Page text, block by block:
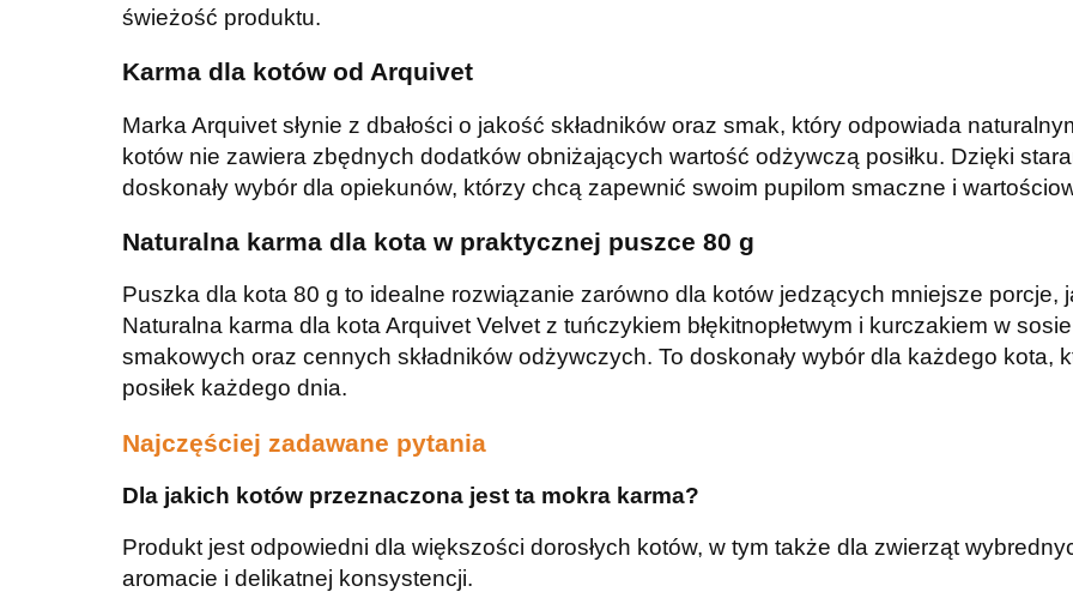
świeżość produktu.
Karma dla kotów od Arquivet
Marka Arquivet słynie z dbałości o jakość składników oraz smak, który odpowiada
kotów nie zawiera zbędnych dodatków obniżających wartość odżywczą posiłku. Dzięki
doskonały wybór dla opiekunów, którzy chcą zapewnić swoim pupilom smaczne i
Naturalna karma dla kota w praktycznej puszce 80 g
Puszka dla kota 80 g to idealne rozwiązanie zarówno dla kotów jedzących mniejsze porcje,
Naturalna karma dla kota Arquivet Velvet z tuńczykiem błękitnopłetwym i kurczakiem w
smakowych oraz cennych składników odżywczych. To doskonały wybór dla każdego kota,
posiłek każdego dnia.
Najczęściej zadawane pytania
Dla jakich kotów przeznaczona jest ta mokra karma?
Produkt jest odpowiedni dla większości dorosłych kotów, w tym także dla zwierząt
aromacie i delikatnej konsystencji.